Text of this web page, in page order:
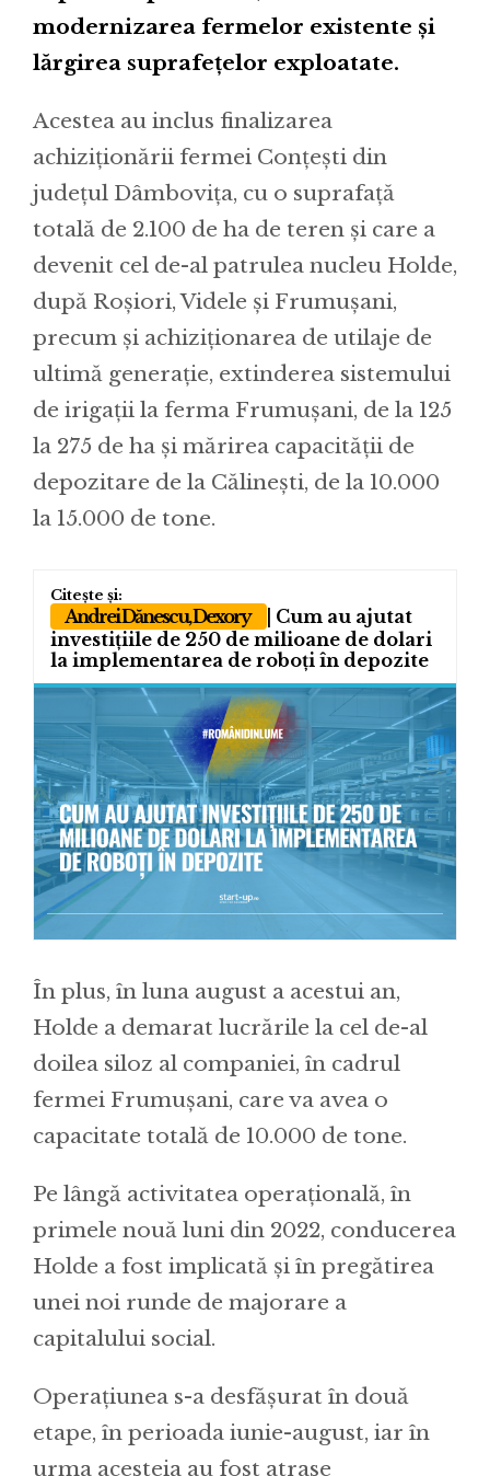
modernizarea fermelor existente și
lărgirea suprafețelor exploatate.
Acestea au inclus finalizarea
achiziționării fermei Conțești din
județul Dâmbovița, cu o suprafață
totală de 2.100 de ha de teren și care a
devenit cel de-al patrulea nucleu Holde,
după Roșiori, Videle și Frumușani,
precum și achiziționarea de utilaje de
ultimă generație, extinderea sistemului
de irigații la ferma Frumușani, de la 125
la 275 de ha și mărirea capacității de
depozitare de la Călinești, de la 10.000
la 15.000 de tone.
Andrei Dănescu, Dexory
| Cum au ajutat
investițiile de 250 de milioane de dolari
la implementarea de roboți în depozite
În plus, în luna august a acestui an,
Holde a demarat lucrările la cel de-al
doilea siloz al companiei, în cadrul
fermei Frumușani, care va avea o
capacitate totală de 10.000 de tone.
Pe lângă activitatea operațională, în
primele nouă luni din 2022, conducerea
Holde a fost implicată și în pregătirea
unei noi runde de majorare a
capitalului social.
Operațiunea s-a desfășurat în două
etape, în perioada iunie-august, iar în
urma acesteia au fost atrase